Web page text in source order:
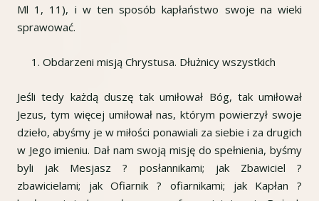
Ml 1, 11), i w ten sposób kapłaństwo swoje na wieki
sprawować.
Obdarzeni misją Chrystusa. Dłużnicy wszystkich
Jeśli tedy każdą duszę tak umiłował Bóg, tak umiłował
Jezus, tym więcej umiłował nas, którym powierzył swoje
dzieło, abyśmy je w miłości ponawiali za siebie i za drugich
w Jego imieniu. Dał nam swoją misję do spełnienia, byśmy
byli jak Mesjasz ? posłannikami; jak Zbawiciel ?
zbawicielami; jak Ofiarnik ? ofiarnikami; jak Kapłan ?